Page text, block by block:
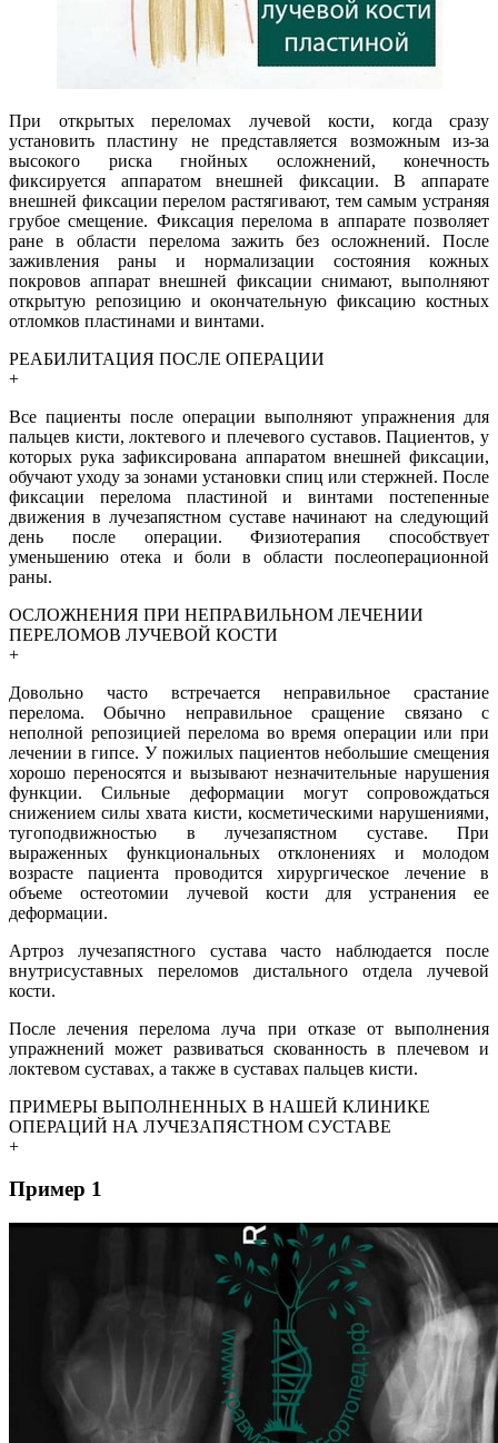
При открытых переломах лучевой кости, когда сразу
установить пластину не представляется возможным из-за
высокого риска гнойных осложнений, конечность
фиксируется аппаратом внешней фиксации. В аппарате
внешней фиксации перелом растягивают, тем самым устраняя
грубое смещение. Фиксация перелома в аппарате позволяет
ране в области перелома зажить без осложнений. После
заживления раны и нормализации состояния кожных
покровов аппарат внешней фиксации снимают, выполняют
открытую репозицию и окончательную фиксацию костных
отломков пластинами и винтами.
РЕАБИЛИТАЦИЯ ПОСЛЕ ОПЕРАЦИИ
+
Все пациенты после операции выполняют упражнения для
пальцев кисти, локтевого и плечевого суставов. Пациентов, у
которых рука зафиксирована аппаратом внешней фиксации,
обучают уходу за зонами установки спиц или стержней. После
фиксации перелома пластиной и винтами постепенные
движения в лучезапястном суставе начинают на следующий
день после операции. Физиотерапия способствует
уменьшению отека и боли в области послеоперационной
раны.
ОСЛОЖНЕНИЯ ПРИ НЕПРАВИЛЬНОМ ЛЕЧЕНИИ
ПЕРЕЛОМОВ ЛУЧЕВОЙ КОСТИ
+
Довольно часто встречается неправильное срастание
перелома. Обычно неправильное сращение связано с
неполной репозицией перелома во время операции или при
лечении в гипсе. У пожилых пациентов небольшие смещения
хорошо переносятся и вызывают незначительные нарушения
функции. Сильные деформации могут сопровождаться
снижением силы хвата кисти, косметическими нарушениями,
тугоподвижностью в лучезапястном суставе. При
выраженных функциональных отклонениях и молодом
возрасте пациента проводится хирургическое лечение в
объеме остеотомии лучевой кости для устранения ее
деформации.
Артроз лучезапястного сустава часто наблюдается после
внутрисуставных переломов дистального отдела лучевой
кости.
После лечения перелома луча при отказе от выполнения
упражнений может развиваться скованность в плечевом и
локтевом суставах, а также в суставах пальцев кисти.
ПРИМЕРЫ ВЫПОЛНЕННЫХ В НАШЕЙ КЛИНИКЕ
ОПЕРАЦИЙ НА ЛУЧЕЗАПЯСТНОМ СУСТАВЕ
+
Пример 1